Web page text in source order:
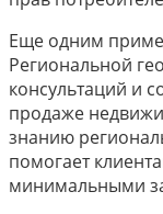
Еще одним
Региональной
консультаций и
продаже
знанию
помогает
минимальными